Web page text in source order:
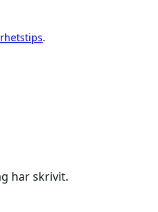
.
har skrivit.